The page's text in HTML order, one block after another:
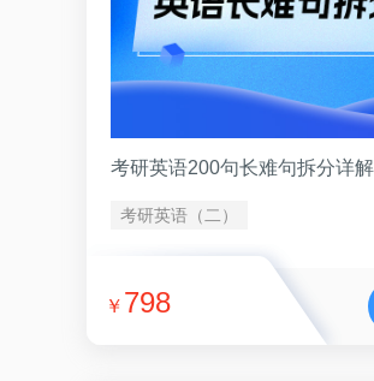
考研英语200句长难句拆分详
考研英语（二）
￥ 798